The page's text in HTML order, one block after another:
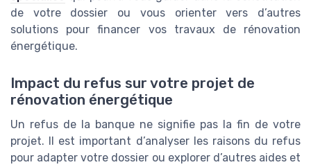
de votre dossier ou vous orienter vers d’autres
solutions pour financer vos travaux de rénovation
énergétique.
Impact du refus sur votre projet de
rénovation énergétique
Un refus de la banque ne signifie pas la fin de votre
projet. Il est important d’analyser les raisons du refus
pour adapter votre dossier ou explorer d’autres aides et